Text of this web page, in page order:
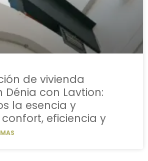
de vivienda
con Lavtion:
la esencia y
eficiencia y
MAS